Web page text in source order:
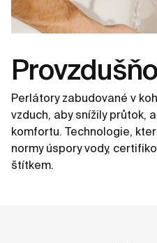
Perlátory zabudované v
vzduch, aby snížily průtok,
komfortu. Technologie,
normy úspory vody,
štítkem.